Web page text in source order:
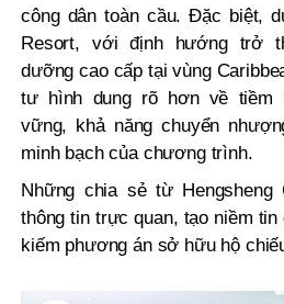
công dân toàn cầu. Đặc biệt,
Resort, với định hướng trở
dưỡng cao cấp tại vùng
tư hình dung rõ hơn về tiềm
vững, khả năng chuyển
minh bạch của chương trình.
Những chia sẻ từ Hengsheng
thông tin trực quan, tạo niềm
kiếm phương án sở hữu hộ